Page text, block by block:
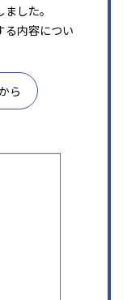
した。
る内容につい
ら